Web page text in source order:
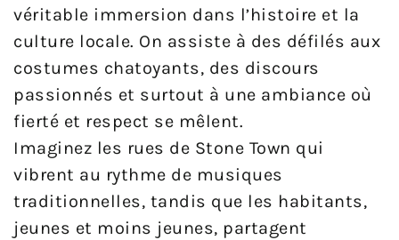
véritable immersion dans l’histoire et la
culture locale. On assiste à des défilés aux
costumes chatoyants, des discours
passionnés et surtout à une ambiance où
fierté et respect se mêlent.
Imaginez les rues de Stone Town qui
vibrent au rythme de musiques
traditionnelles, tandis que les habitants,
jeunes et moins jeunes, partagent